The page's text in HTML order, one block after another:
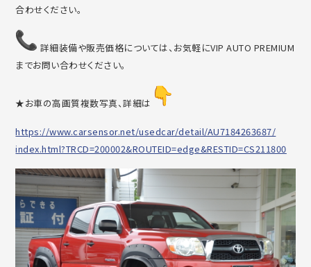
合わせください。
詳細装備や販売価格については、お気軽にVIP AUTO PREMIUM
までお問い合わせください。
★お車の高画質複数写真、詳細は
https://www.carsensor.net/usedcar/detail/AU7184263687/
index.html?TRCD=200002&ROUTEID=edge&RESTID=CS211800